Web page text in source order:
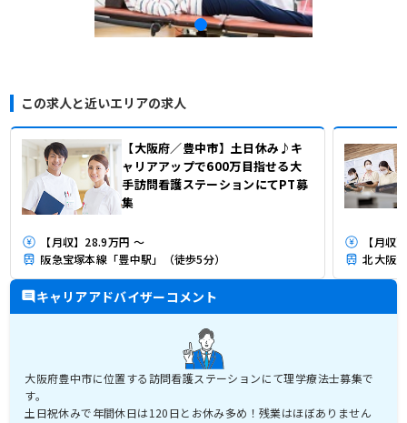
この求人と近いエリアの求人
【大阪府／豊中市】土日休み♪キ
ャリアアップで600万目指せる大
手訪問看護ステーションにてPT募
集
【月収】28.9万円 ～
阪急宝塚本線「豊中駅」（徒歩5分）
【月収
北大阪
キャリアアドバイザーコメント
大阪府豊中市に位置する訪問看護ステーションにて理学療法士募集で
す。
土日祝休みで年間休日は120日とお休み多め！残業はほぼありません